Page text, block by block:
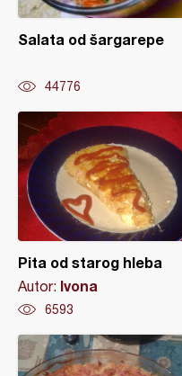
Salata od šargarepe
44776
Pita od starog hleba
Autor: Ivona
6593